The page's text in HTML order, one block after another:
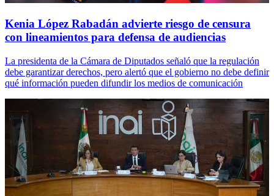
Kenia López Rabadán advierte riesgo de censura
con lineamientos para defensa de audiencias
La presidenta de la Cámara de Diputados señaló que la regulación
debe garantizar derechos, pero alertó que el gobierno no debe definir
qué información pueden difundir los medios de comunicación